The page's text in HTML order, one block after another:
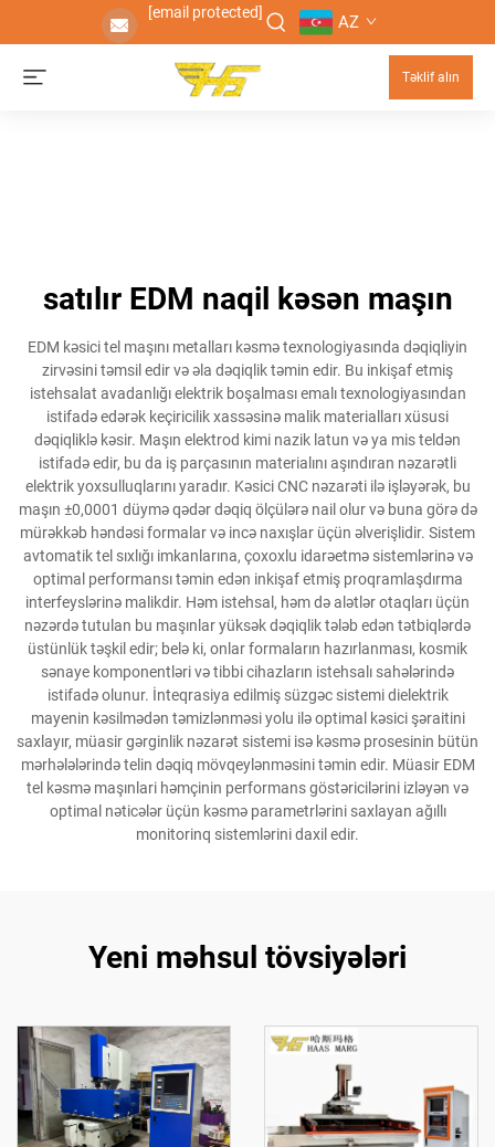
[email protected] AZ
Təklif alın
satılır EDM naqil kəsən maşın
EDM kəsici tel maşını metalları kəsmə texnologiyasında dəqiqliyin
zirvəsini təmsil edir və əla dəqiqlik təmin edir. Bu inkişaf etmiş
istehsalat avadanlığı elektrik boşalması emalı texnologiyasından
istifadə edərək keçiricilik xassəsinə malik materialları xüsusi
dəqiqliklə kəsir. Maşın elektrod kimi nazik latun və ya mis teldən
istifadə edir, bu da iş parçasının materialını aşındıran nəzarətli
elektrik yoxsulluqlarını yaradır. Kəsici CNC nəzarəti ilə işləyərək, bu
maşın ±0,0001 düymə qədər dəqiq ölçülərə nail olur və buna görə də
mürəkkəb həndəsi formalar və incə naxışlar üçün əlverişlidir. Sistem
avtomatik tel sıxlığı imkanlarına, çoxoxlu idarəetmə sistemlərinə və
optimal performansı təmin edən inkişaf etmiş proqramlaşdırma
interfeyslərinə malikdir. Həm istehsal, həm də alətlər otaqları üçün
nəzərdə tutulan bu maşınlar yüksək dəqiqlik tələb edən tətbiqlərdə
üstünlük təşkil edir; belə ki, onlar formaların hazırlanması, kosmik
sənaye komponentləri və tibbi cihazların istehsalı sahələrində
istifadə olunur. İnteqrasiya edilmiş süzgəc sistemi dielektrik
mayenin kəsilmədən təmizlənməsi yolu ilə optimal kəsici şəraitini
saxlayır, müasir gərginlik nəzarət sistemi isə kəsmə prosesinin bütün
mərhələlərində telin dəqiq mövqeylənməsini təmin edir. Müasir EDM
tel kəsmə maşınlari həmçinin performans göstəricilərini izləyən və
optimal nəticələr üçün kəsmə parametrlərini saxlayan ağıllı
monitorinq sistemlərini daxil edir.
Yeni məhsul tövsiyələri